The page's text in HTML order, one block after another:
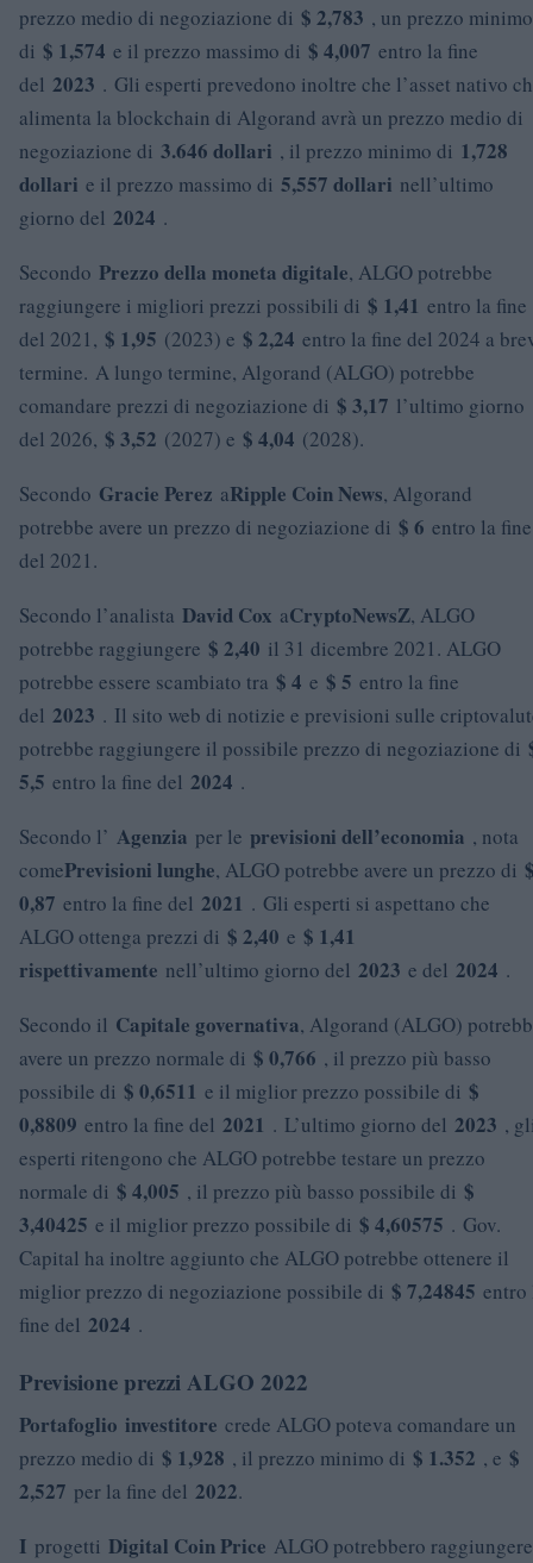
prezzo medio di negoziazione di $ 2,783 , un prezzo minimo
di $ 1,574 e il prezzo massimo di $ 4,007 entro la fine
del 2023 . Gli esperti prevedono inoltre che l’asset nativo
alimenta la blockchain di Algorand avrà un prezzo medio di
negoziazione di 3.646 dollari , il prezzo minimo di 1,728
dollari e il prezzo massimo di 5,557 dollari nell’ultimo
giorno del 2024 .
Secondo Prezzo della moneta digitale, ALGO potrebbe
raggiungere i migliori prezzi possibili di $ 1,41 entro la fine
del 2021, $ 1,95 (2023) e $ 2,24 entro la fine del 2024 a
termine. A lungo termine, Algorand (ALGO) potrebbe
comandare prezzi di negoziazione di $ 3,17 l’ultimo giorno
del 2026, $ 3,52 (2027) e $ 4,04 (2028).
Secondo Gracie Perez aRipple Coin News, Algorand
potrebbe avere un prezzo di negoziazione di $ 6 entro la fine
del 2021.
Secondo l’analista David Cox aCryptoNewsZ, ALGO
potrebbe raggiungere $ 2,40 il 31 dicembre 2021. ALGO
potrebbe essere scambiato tra $ 4 e $ 5 entro la fine
del 2023 . Il sito web di notizie e previsioni sulle
potrebbe raggiungere il possibile prezzo di negoziazione di
5,5 entro la fine del 2024 .
Secondo l’ Agenzia per le previsioni dell’economia , nota
comePrevisioni lunghe, ALGO potrebbe avere un prezzo di
0,87 entro la fine del 2021 . Gli esperti si aspettano che
ALGO ottenga prezzi di $ 2,40 e $ 1,41
rispettivamente nell’ultimo giorno del 2023 e del 2024 .
Secondo il Capitale governativa, Algorand (ALGO)
avere un prezzo normale di $ 0,766 , il prezzo più basso
possibile di $ 0,6511 e il miglior prezzo possibile di $
0,8809 entro la fine del 2021 . L’ultimo giorno del 2023 ,
esperti ritengono che ALGO potrebbe testare un prezzo
normale di $ 4,005 , il prezzo più basso possibile di $
3,40425 e il miglior prezzo possibile di $ 4,60575 . Gov.
Capital ha inoltre aggiunto che ALGO potrebbe ottenere il
miglior prezzo di negoziazione possibile di $ 7,24845 entro
fine del 2024 .
Previsione prezzi ALGO 2022
Portafoglio investitore crede ALGO poteva comandare un
prezzo medio di $ 1,928 , il prezzo minimo di $ 1.352 , e $
2,527 per la fine del 2022.
I progetti Digital Coin Price ALGO potrebbero raggiungere